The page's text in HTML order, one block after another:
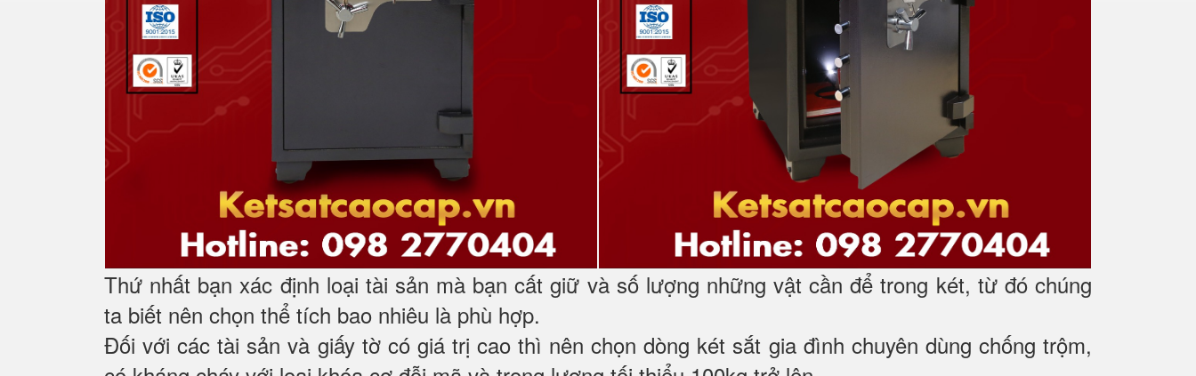
Thứ nhất bạn xác định loại tài sản mà bạn cất giữ và số lượng những vật cần để trong két, từ đó chúng
ta biết nên chọn thể tích bao nhiêu là phù hợp.
Đối với các tài sản và giấy tờ có giá trị cao thì nên chọn dòng két sắt gia đình chuyên dùng chống trộm,